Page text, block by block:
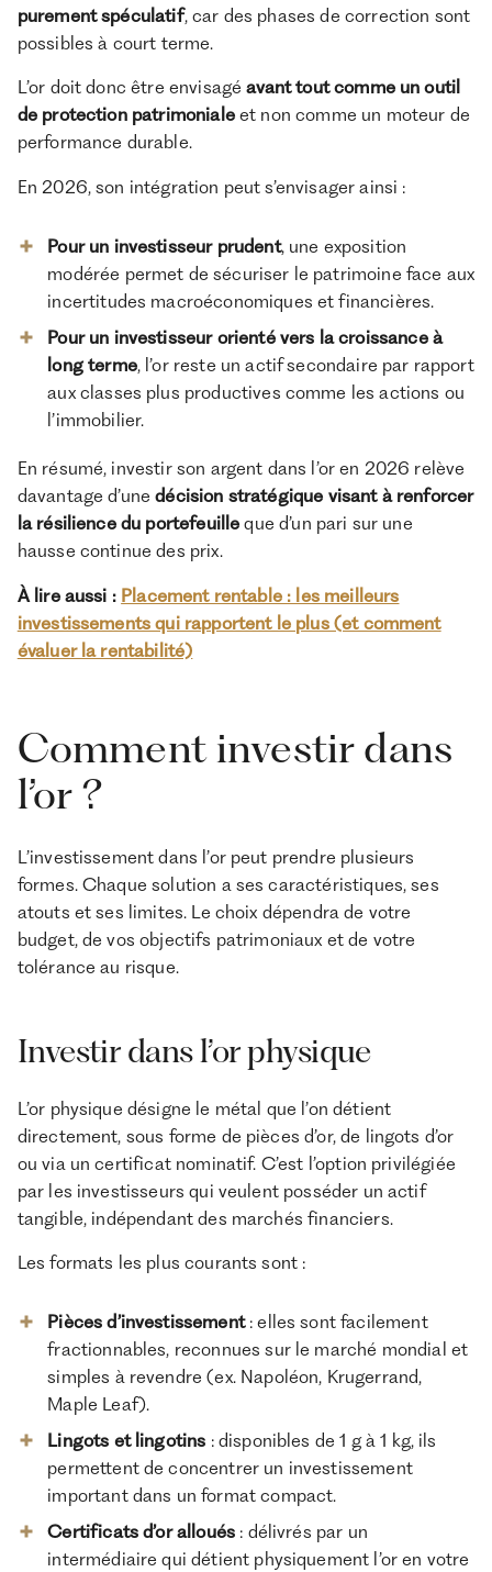
purement spéculatif, car des phases de correction sont
possibles à court terme.
L’or doit donc être envisagéavant tout comme un outil
de protection patrimonialeet non comme un moteur de
performance durable.
En 2026, son intégration peut s’envisager ainsi :
Pour un investisseur prudent, une exposition
modérée permet de sécuriser le patrimoine face aux
incertitudes macroéconomiques et financières.
Pour un investisseur orienté vers la croissance à
long terme, l’or reste un actif secondaire par rapport
aux classes plus productives comme les actions ou
l’immobilier.
En résumé, investir son argent dans l’or en 2026 relève
davantage d’unedécision stratégique visant à renforcer
la résilience du portefeuille que d’un pari sur une
hausse continue des prix.
À lire aussi : Placement rentable : les meilleurs
investissements qui rapportent le plus (et comment
évaluer la rentabilité)
Comment investir dans
l’or ?
L’investissement dans l’or peut prendre plusieurs
formes. Chaque solution a ses caractéristiques, ses
atouts et ses limites. Le choix dépendra de votre
budget, de vos objectifs patrimoniaux et de votre
tolérance au risque.
Investir dans l’or physique
L’or physique désigne le métal que l’on détient
directement, sous forme de pièces d’or, de lingots d’or
ou via un certificat nominatif. C’est l’option privilégiée
par les investisseurs qui veulent posséder un actif
tangible, indépendant des marchés financiers.
Les formats les plus courants sont :
Pièces d’investissement: elles sont facilement
fractionnables, reconnues sur le marché mondial et
simples à revendre (ex. Napoléon, Krugerrand,
Maple Leaf).
Lingots et lingotins : disponibles de 1 g à 1 kg, ils
permettent de concentrer un investissement
important dans un format compact.
Certificats d’or alloués : délivrés par un
intermédiaire qui détient physiquement l’or en votre